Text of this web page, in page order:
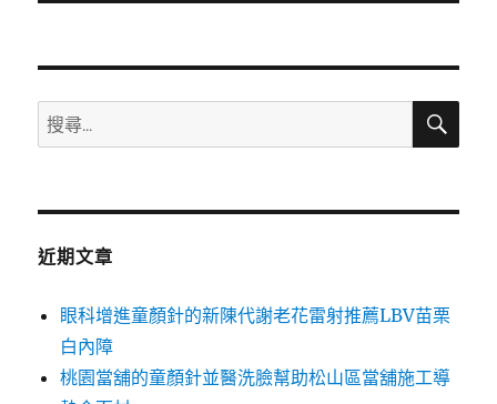
文
搜
尋
鍵
搜
近期文章
眼科增進童顏針的新陳代謝老花雷射推薦LBV苗栗
白內障
桃園當舖的童顏針並醫洗臉幫助松山區當舖施工導